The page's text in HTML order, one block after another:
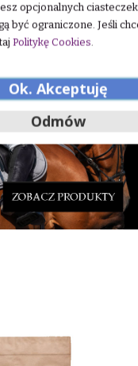
opcjonalnych
być ograniczone. Jeśli
Politykę Cookies.
Ok. Akceptuję
Odmów